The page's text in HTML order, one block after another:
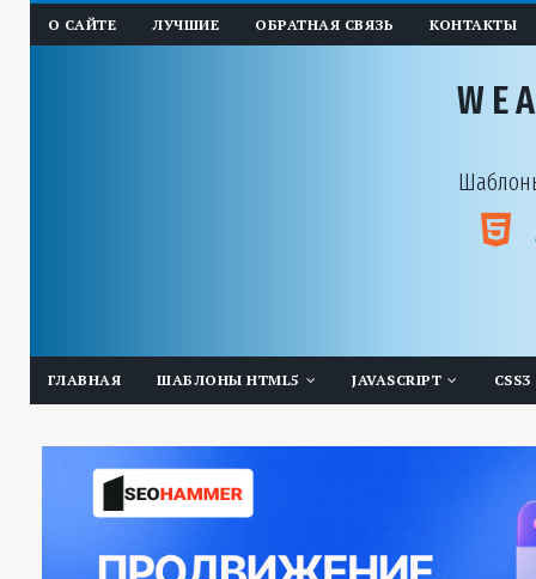
О САЙТЕ ЛУЧШИЕ ОБРАТНАЯ СВЯЗЬ КОНТАКТЫ
ГЛАВНАЯ ШАБЛОНЫ HTML5 JAVASCRIPT CSS3